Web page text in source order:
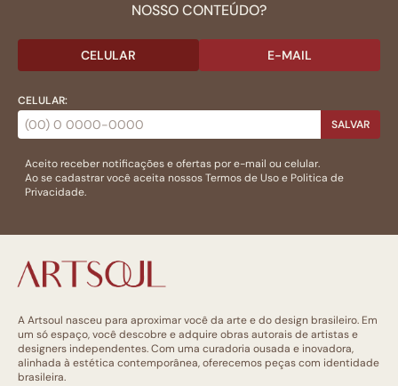
NOSSO CONTEÚDO?
CELULAR E-MAIL
CELULAR:
SALVAR
Aceito receber notificações e ofertas por e-mail ou celular.
Ao se cadastrar você aceita nossosTermos de Usoe Politica de
Privacidade.
A Artsoul nasceu para aproximar você da arte e do design brasileiro. Em
um só espaço, você descobre e adquire obras autorais de artistas e
designers independentes. Com uma curadoria ousada e inovadora,
alinhada à estética contemporânea, oferecemos peças com identidade
brasileira.